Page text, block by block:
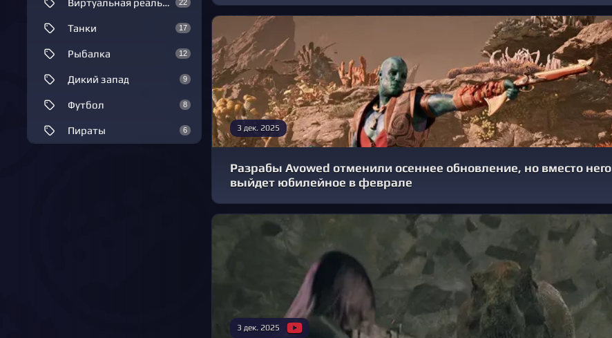
22
Виртуальная реальность
17
Танки
12
Рыбалка
9
Дикий запад
8
Футбол
6
Пираты 3 дек. 2025
Разрабы Avowed отменили осеннее обновление, но вместо него
выйдет юбилейное в феврале
3 дек. 2025